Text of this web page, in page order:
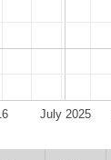
July 2025